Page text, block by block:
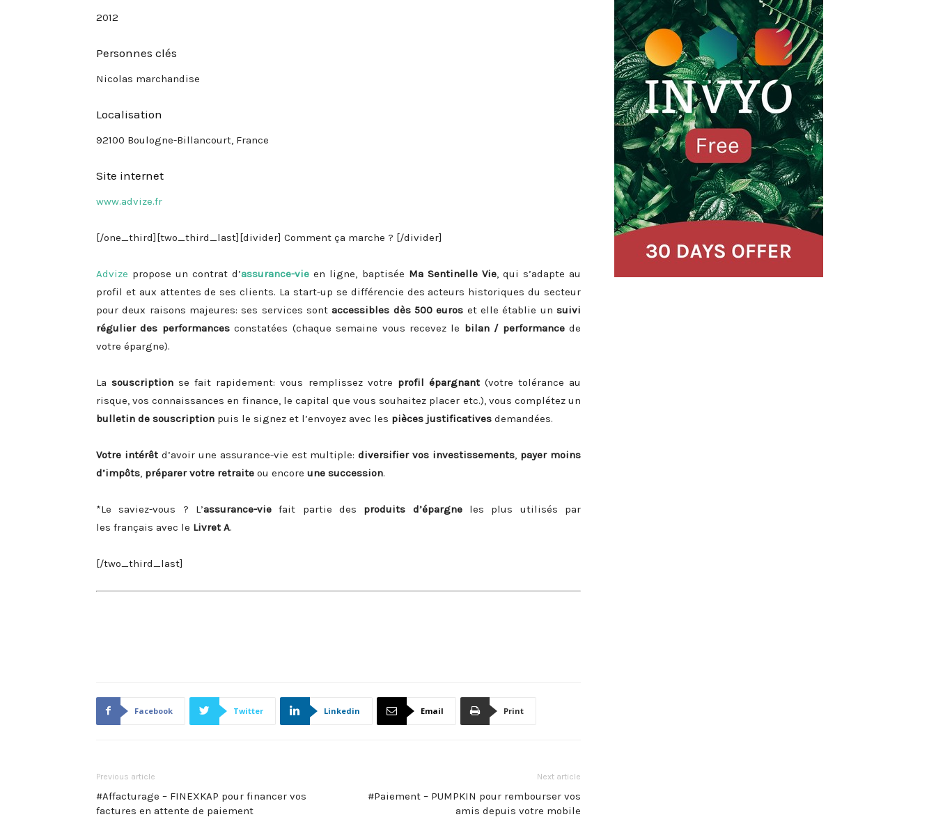
2012
Personnes clés
Nicolas marchandise
Localisation
92100 Boulogne-Billancourt, France
Site internet
www.advize.fr
[/one_third][two_third_last][divider] Comment ça marche ? [/divider]
Advize propose un contrat d’assurance-vie en ligne, baptisée Ma Sentinelle Vie, qui s’adapte au
profil et aux attentes de ses clients. La start-up se différencie des acteurs historiques du secteur
pour deux raisons majeures: ses services sontaccessibles dès 500 euros et elle établie unsuivi
régulier des performancesconstatées (chaque semaine vous recevez le bilan / performancede
votre épargne).
Lasouscription se fait rapidement: vous remplissez votre profil épargnant(votre tolérance au
risque, vos connaissances en finance, le capital que vous souhaitez placer etc.), vous complétez un
bulletin de souscription puis le signez et l’envoyez avec les pièces justificatives demandées.
Votre intérêtd’avoir une assurance-vie est multiple:diversifier vos investissements, payer moins
d’impôts, préparer votre retraite ou encore une succession.
*Le saviez-vous ? L’assurance-vie fait partie des produits d’épargne les plus utilisés par
les français avec le Livret A.
[/two_third_last]
Facebook Twitter Linkedin Email Print
Previous article
#Affacturage – FINEXKAP pour financer vos
factures en attente de paiement
Next article
#Paiement – PUMPKIN pour rembourser vos
amis depuis votre mobile